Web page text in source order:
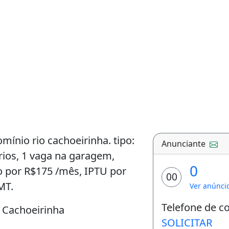
rio cachoeirinha. tipo:
1 vaga na garagem,
R$175 /mês, IPTU por
Anunciante
00 0
Ver
Telefone de
SOLICITAR